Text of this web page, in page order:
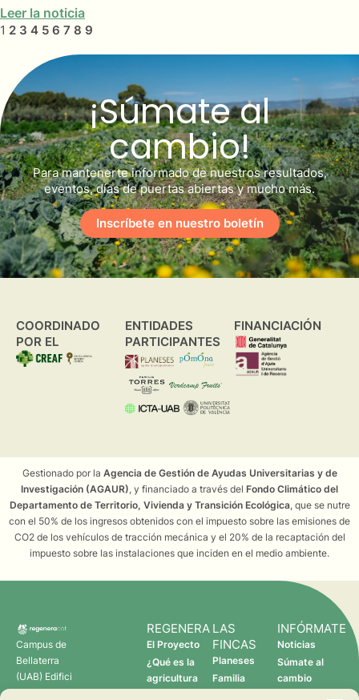
Leer la noticia
1 2 3 4 5 6 7 8 9
¡Súmate al
cambio!
Para mantenerte informado de nuestros resultados,
eventos, días de puertas abiertas y mucho más.
Inscríbete en nuestro boletín
COORDINADO
POR EL
ENTIDADES
PARTICIPANTES
FINANCIACIÓN
Gestionado por la Agencia de Gestión de Ayudas Universitarias y de
Investigación (AGAUR) , y financiado a través del Fondo Climático del
Departamento de Territorio, Vivienda y Transición Ecológica , que se nutre
con el 50% de los ingresos obtenidos con el impuesto sobre las emisiones de
CO2 de los vehículos de tracción mecánica y el 20% de la recaptación del
impuesto sobre las instalaciones que inciden en el medio ambiente.
Campus de
Bellaterra
(UAB) Edifici
C 08193
REGENERA
El Proyecto
¿Qué es la
agricultura
LAS
FINCAS
Planeses
Familia
INFÓRMATE
Noticias
Súmate al
cambio